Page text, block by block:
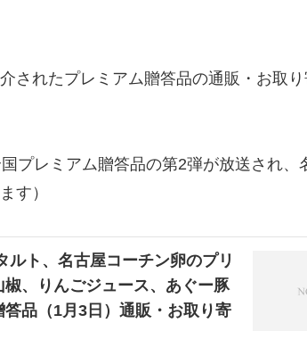
されたプレミアム贈答品の通販・お取
プレミアム贈答品の第2弾が放送され、
す）
ト、名古屋コーチン卵のプリ
、りんごジュース、あぐー豚
品（1月3日）通販・お取り寄